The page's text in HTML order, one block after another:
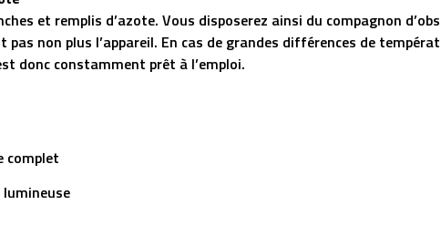
et remplis d’azote. Vous disposerez ainsi du compagnon
non plus l’appareil. En cas de grandes différences de
donc constamment prêt à l’emploi.
complet